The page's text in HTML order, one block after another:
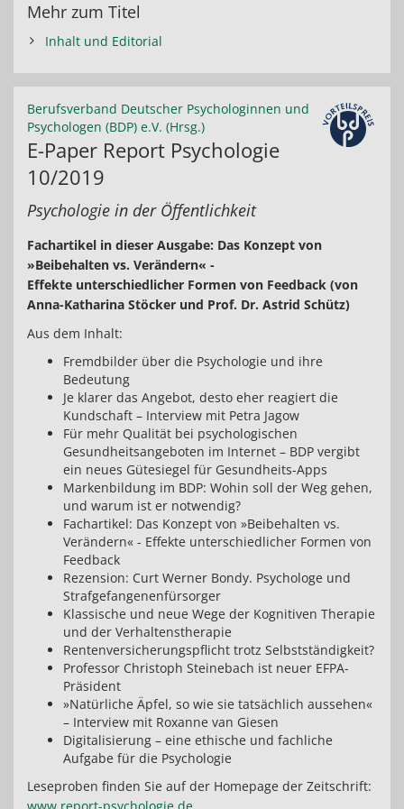
Mehr zum Titel
Inhalt und Editorial
Berufsverband Deutscher Psychologinnen und
Psychologen (BDP) e.V. (Hrsg.)
E-Paper Report Psychologie
10/2019
Psychologie in der Öffentlichkeit
Fachartikel in dieser Ausgabe: Das Konzept von
»Beibehalten vs. Verändern« -
Effekte unterschiedlicher Formen von Feedback (von
Anna-Katharina Stöcker und Prof. Dr. Astrid Schütz)
Aus dem Inhalt:
Fremdbilder über die Psychologie und ihre
Bedeutung
Je klarer das Angebot, desto eher reagiert die
Kundschaft – Interview mit Petra Jagow
Für mehr Qualität bei psychologischen
Gesundheitsangeboten im Internet – BDP vergibt
ein neues Gütesiegel für Gesundheits-Apps
Markenbildung im BDP: Wohin soll der Weg gehen,
und warum ist er notwendig?
Fachartikel: Das Konzept von »Beibehalten vs.
Verändern« - Effekte unterschiedlicher Formen von
Feedback
Rezension: Curt Werner Bondy. Psychologe und
Strafgefangenenfürsorger
Klassische und neue Wege der Kognitiven Therapie
und der Verhaltenstherapie
Rentenversicherungspflicht trotz Selbstständigkeit?
Professor Christoph Steinebach ist neuer EFPA-
Präsident
»Natürliche Äpfel, so wie sie tatsächlich aussehen«
– Interview mit Roxanne van Giesen
Digitalisierung – eine ethische und fachliche
Aufgabe für die Psychologie
Leseproben finden Sie auf der Homepage der Zeitschrift: